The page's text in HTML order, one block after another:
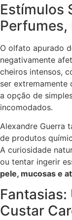
Estímulos
Perfumes,
O olfato apurado
negativamente
cheiros intensos,
ser extremamente
a opção de
incomodados.
Alexandre Guerra
de produtos
A curiosidade
ou tentar ingerir
pele, mucosas e
Fantasias:
Custar